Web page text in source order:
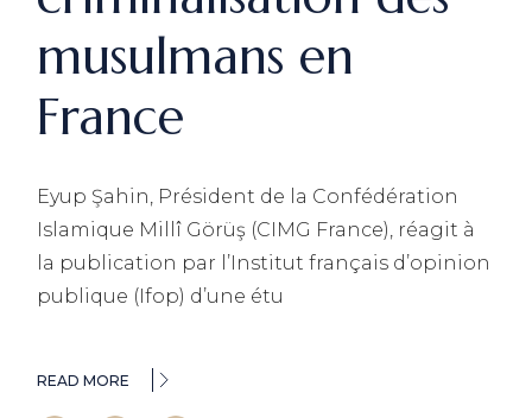
musulmans en
France
Eyup Şahin, Président de la Confédération
Islamique Millî Görüş (CIMG France), réagit à
la publication par l’Institut français d’opinion
publique (Ifop) d’une étu
READ MORE